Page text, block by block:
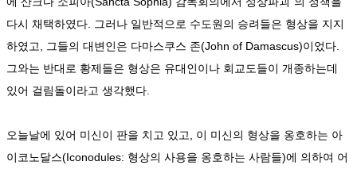
다시 채택하였다. 그러나 일반적으로 수도원의 승려들은 형상을 지지
하였고, 그들의 대변인은 다마스쿠스 존(John of Damascus)이었다.
그와는 반대로 황제들은 형상은 유대인이나 회교도들이 개종하는데
있어 걸림돌이라고 생각했다.
오늘날에 있어 미신이 판을 치고 있고, 이 미신의 형상을 옹호하는 아
이코노달스(Iconodules: 형상의 사용을 옹호하는 사람들)에 의하여 어